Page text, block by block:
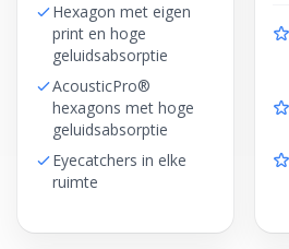
Hexagon met eigen
print en hoge
geluidsabsorptie
AcousticPro®
hexagons met hoge
geluidsabsorptie
Eyecatchers in elke
ruimte